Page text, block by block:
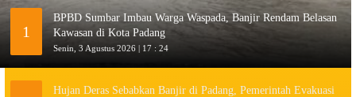
1
BPBD Sumbar Imbau Warga Waspada, Banjir Rendam Belasan
Kawasan di Kota Padang
Senin, 3 Agustus 2026 | 17 : 24
Hujan Deras Sebabkan Banjir di Padang, Pemerintah Evakuasi